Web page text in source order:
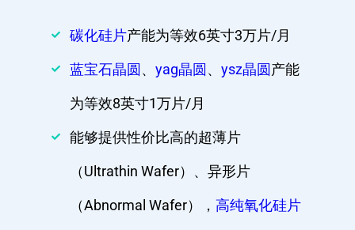
碳化硅片产能为等效6英寸3万片/月
蓝宝石晶圆 、 yag晶圆 、 ysz晶圆 产能
为等效8英寸1万片/月
能够提供性价比高的超薄片
（Ultrathin Wafer）、异形片
（Abnormal Wafer）， 高纯氧化硅片